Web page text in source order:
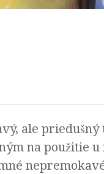
ale
na použitie